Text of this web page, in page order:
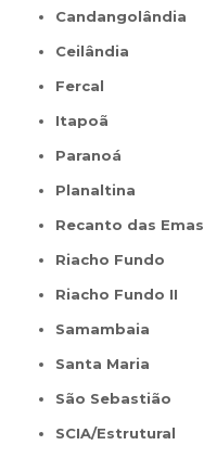
Candangolândia
Ceilândia
Fercal
Itapoã
Paranoá
Planaltina
Recanto das Emas
Riacho Fundo
Riacho Fundo II
Samambaia
Santa Maria
São Sebastião
SCIA/Estrutural